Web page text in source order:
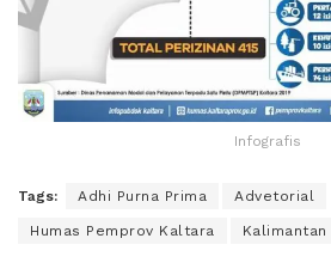
Infografis
Tags: Adhi Purna Prima Advetorial
Humas Pemprov Kaltara Kalimantan